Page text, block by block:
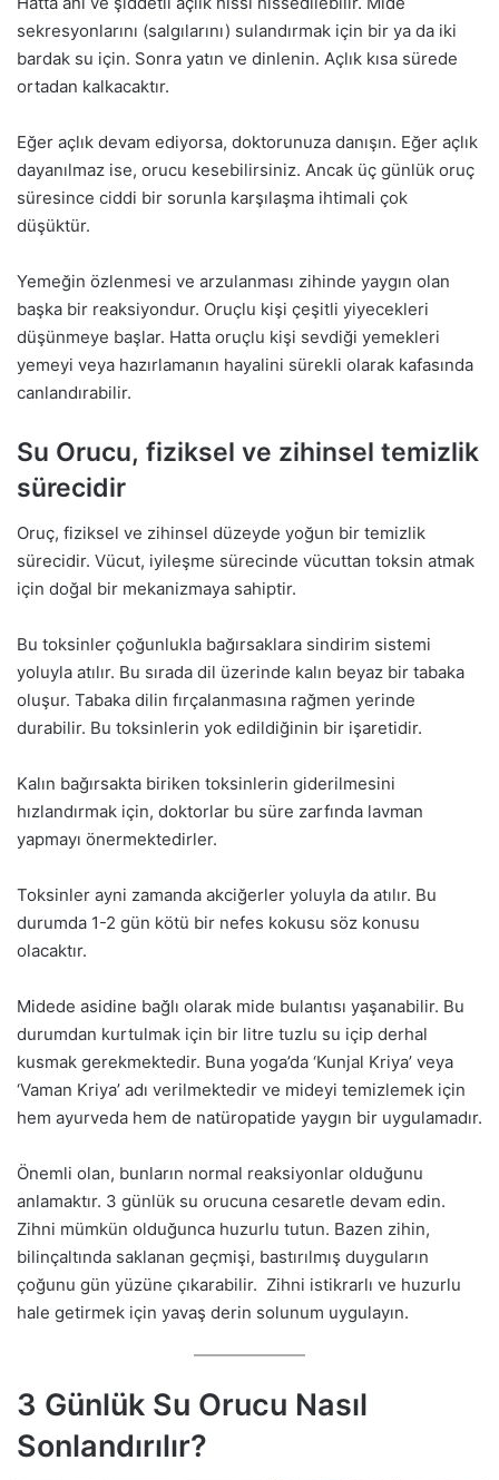
sekresyonlarını (salgılarını) sulandırmak için bir ya da iki
bardak su için. Sonra yatın ve dinlenin. Açlık kısa sürede
ortadan kalkacaktır.
Eğer açlık devam ediyorsa, doktorunuza danışın. Eğer açlık
dayanılmaz ise, orucu kesebilirsiniz. Ancak üç günlük oruç
süresince ciddi bir sorunla karşılaşma ihtimali çok
düşüktür.
Yemeğin özlenmesi ve arzulanması zihinde yaygın olan
başka bir reaksiyondur. Oruçlu kişi çeşitli yiyecekleri
düşünmeye başlar. Hatta oruçlu kişi sevdiği yemekleri
yemeyi veya hazırlamanın hayalini sürekli olarak kafasında
canlandırabilir.
Su Orucu, fiziksel ve zihinsel temizlik
sürecidir
Oruç, fiziksel ve zihinsel düzeyde yoğun bir temizlik
sürecidir. Vücut, iyileşme sürecinde vücuttan toksin atmak
için doğal bir mekanizmaya sahiptir.
Bu toksinler çoğunlukla bağırsaklara sindirim sistemi
yoluyla atılır. Bu sırada dil üzerinde kalın beyaz bir tabaka
oluşur. Tabaka dilin fırçalanmasına rağmen yerinde
durabilir. Bu toksinlerin yok edildiğinin bir işaretidir.
Kalın bağırsakta biriken toksinlerin giderilmesini
hızlandırmak için, doktorlar bu süre zarfında lavman
yapmayı önermektedirler.
Toksinler ayni zamanda akciğerler yoluyla da atılır. Bu
durumda 1-2 gün kötü bir nefes kokusu söz konusu
olacaktır.
Midede asidine bağlı olarak mide bulantısı yaşanabilir. Bu
durumdan kurtulmak için bir litre tuzlu su içip derhal
kusmak gerekmektedir. Buna yoga’da ‘Kunjal Kriya’ veya
‘Vaman Kriya’ adı verilmektedir ve mideyi temizlemek için
hem ayurveda hem de natüropatide yaygın bir uygulamadır.
Önemli olan, bunların normal reaksiyonlar olduğunu
anlamaktır. 3 günlük su orucuna cesaretle devam edin.
Zihni mümkün olduğunca huzurlu tutun. Bazen zihin,
bilinçaltında saklanan geçmişi, bastırılmış duyguların
çoğunu gün yüzüne çıkarabilir. Zihni istikrarlı ve huzurlu
hale getirmek için yavaş derin solunum uygulayın.
3 Günlük Su Orucu Nasıl
Sonlandırılır?